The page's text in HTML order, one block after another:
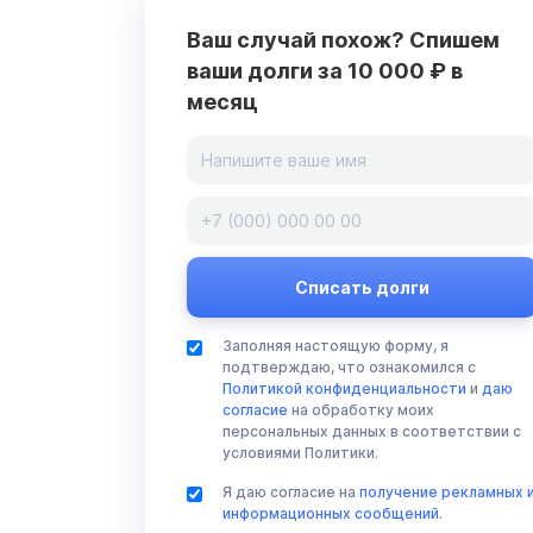
Ваш случай похож? Спишем
ваши долги за 10 000 ₽ в
месяц
Заполняя настоящую форму, я
подтверждаю, что ознакомился с
Политикой конфиденциальности и даю
согласие на обработку моих
персональных данных в соответствии с
условиями Политики.
Я даю согласие на получение рекламных
информационных сообщений.